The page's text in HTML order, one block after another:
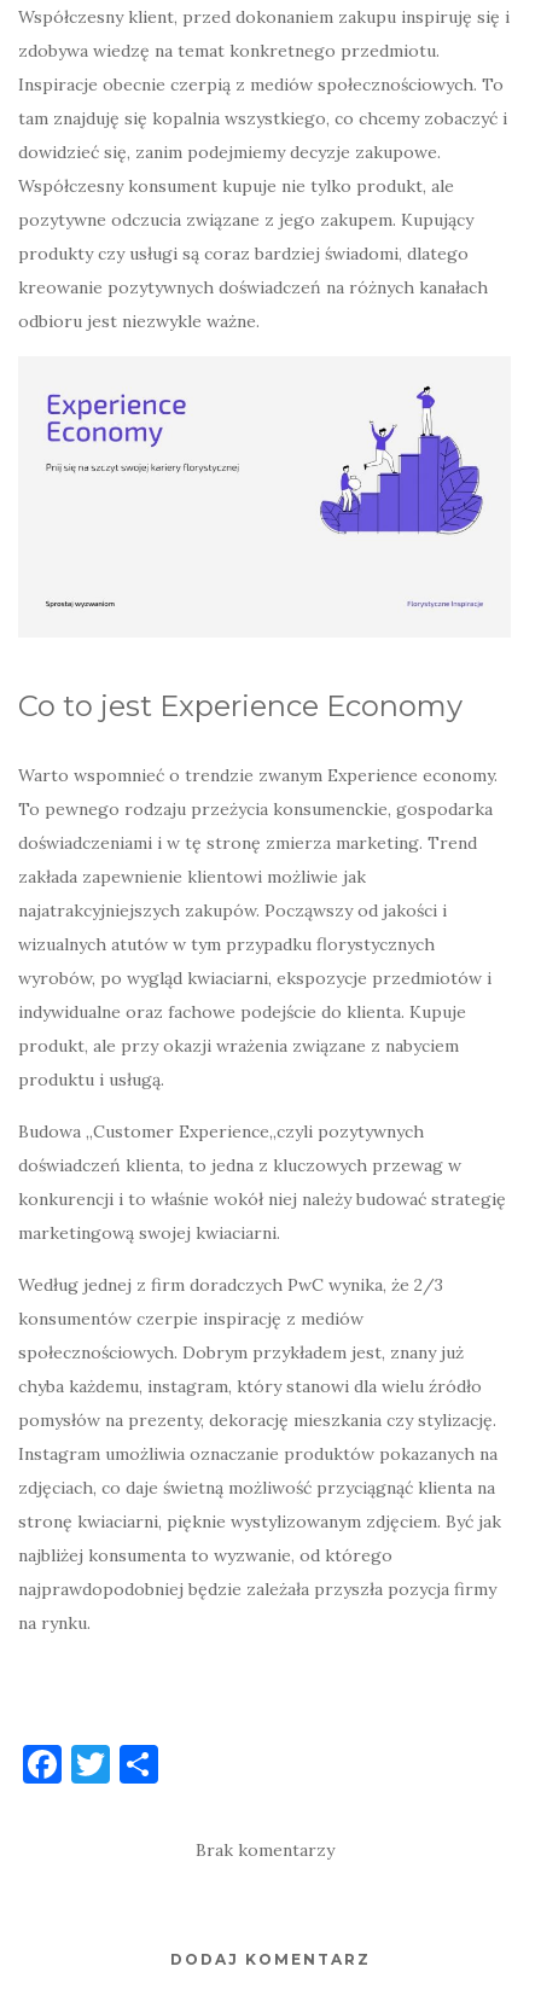
Współczesny klient, przed dokonaniem zakupu inspiruję się i
zdobywa wiedzę na temat konkretnego przedmiotu.
Inspiracje obecnie czerpią z mediów społecznościowych. To
tam znajduję się kopalnia wszystkiego, co chcemy zobaczyć i
dowidzieć się, zanim podejmiemy decyzje zakupowe.
Współczesny konsument kupuje nie tylko produkt, ale
pozytywne odczucia związane z jego zakupem. Kupujący
produkty czy usługi są coraz bardziej świadomi, dlatego
kreowanie pozytywnych doświadczeń na różnych kanałach
odbioru jest niezwykle ważne.
Co to jest Experience Economy
Warto wspomnieć o trendzie zwanym Experience economy.
To pewnego rodzaju przeżycia konsumenckie, gospodarka
doświadczeniami i w tę stronę zmierza marketing. Trend
zakłada zapewnienie klientowi możliwie jak
najatrakcyjniejszych zakupów. Począwszy od jakości i
wizualnych atutów w tym przypadku florystycznych
wyrobów, po wygląd kwiaciarni, ekspozycje przedmiotów i
indywidualne oraz fachowe podejście do klienta. Kupuje
produkt, ale przy okazji wrażenia związane z nabyciem
produktu i usługą.
Budowa „Customer Experience„czyli pozytywnych
doświadczeń klienta, to jedna z kluczowych przewag w
konkurencji i to właśnie wokół niej należy budować strategię
marketingową swojej kwiaciarni.
Według jednej z firm doradczych PwC wynika, że 2/3
konsumentów czerpie inspirację z mediów
społecznościowych. Dobrym przykładem jest, znany już
chyba każdemu, instagram, który stanowi dla wielu źródło
pomysłów na prezenty, dekorację mieszkania czy stylizację.
Instagram umożliwia oznaczanie produktów pokazanych na
zdjęciach, co daje świetną możliwość przyciągnąć klienta na
stronę kwiaciarni, pięknie wystylizowanym zdjęciem. Być jak
najbliżej konsumenta to wyzwanie, od którego
najprawdopodobniej będzie zależała przyszła pozycja firmy
na rynku.
F T
Brak komentarzy
DODAJ KOMENTARZ